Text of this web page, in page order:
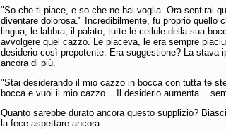
"So che ti piace, e so che ne hai voglia. Ora sentirai
diventare dolorosa." Incredibilmente, fu proprio quello
lingua, le labbra, il palato, tutte le cellule della sua
avvolgere quel cazzo. Le piaceva, le era sempre
desiderio così prepotente. Era suggestione? La stava
ancora di più.
"Stai desiderando il mio cazzo in bocca con tutta te
bocca e vuoi il mio cazzo... Il desiderio aumenta...
Quanto sarebbe durato ancora questo supplizio?
la fece aspettare ancora.